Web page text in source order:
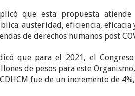
que esta propuesta
austeridad, eficiencia,
de derechos humanos post
que para el 2021, el
de pesos para este
CDHCM fue de un incremento de